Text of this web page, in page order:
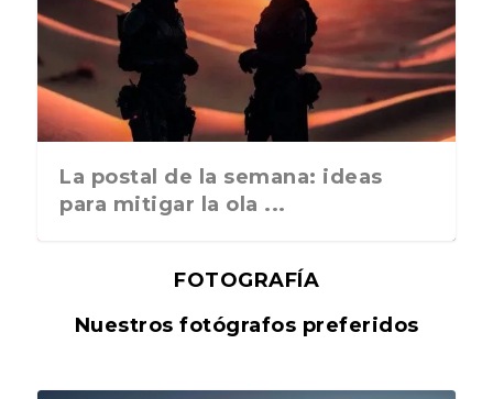
La postal de la semana: ideas
para mitigar la ola ...
FOTOGRAFÍA
Nuestros fotógrafos preferidos